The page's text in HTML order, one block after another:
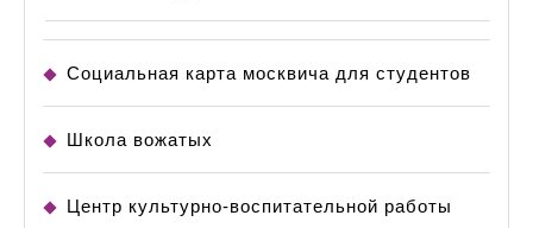
Социальная карта москвича для студентов
Школа вожатых
Центр культурно-воспитательной работы